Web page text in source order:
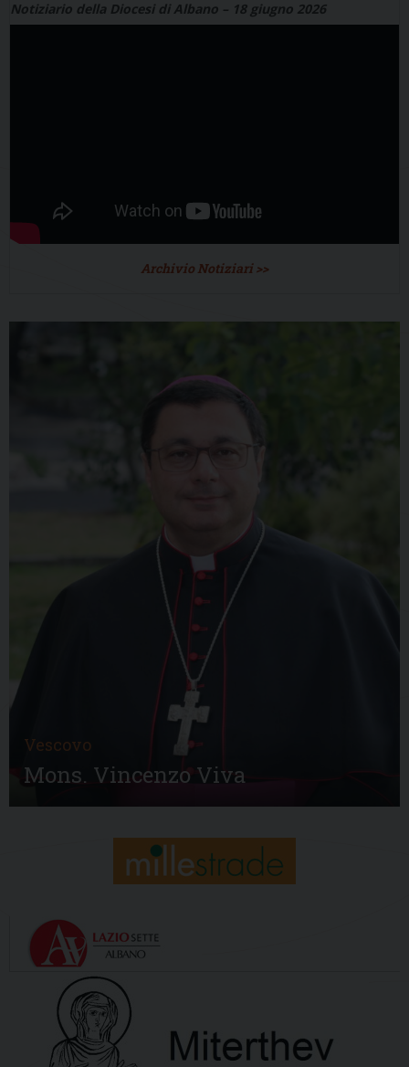
Notiziario della Diocesi di Albano – 18 giugno 2026
Archivio Notiziari >>
Vescovo
Mons. Vincenzo Viva